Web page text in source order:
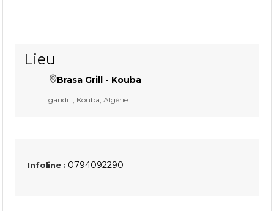
Lieu
Brasa Grill - Kouba
garidi 1, Kouba, Algérie
Infoline : 0794092290